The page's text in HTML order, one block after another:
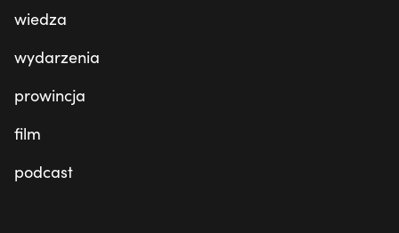
wiedza
wydarzenia
prowincja
film
podcast